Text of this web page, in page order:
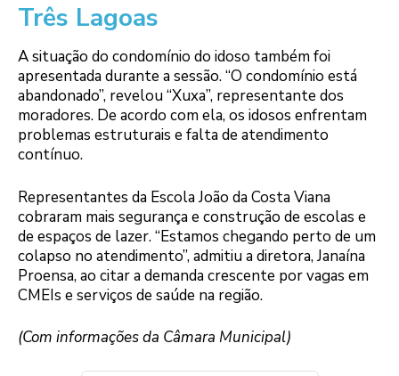
Três Lagoas
A situação do condomínio do idoso também foi
apresentada durante a sessão. “O condomínio está
abandonado”, revelou “Xuxa”, representante dos
moradores. De acordo com ela, os idosos enfrentam
problemas estruturais e falta de atendimento
contínuo.
Representantes da Escola João da Costa Viana
cobraram mais segurança e construção de escolas e
de espaços de lazer. “Estamos chegando perto de um
colapso no atendimento”, admitiu a diretora, Janaína
Proensa, ao citar a demanda crescente por vagas em
CMEIs e serviços de saúde na região.
(Com informações da Câmara Municipal)